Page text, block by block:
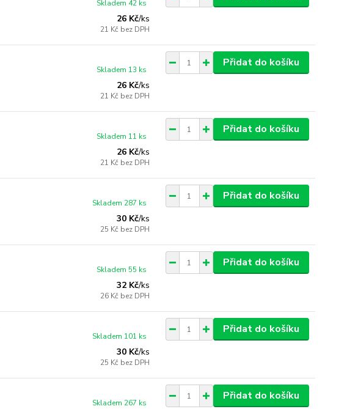
26 Kč/ks
21 Kč bez DPH
Skladem 42 ks
26 Kč/ks
21 Kč bez DPH
Skladem 13 ks
Přidat do košíku
26 Kč/ks
21 Kč bez DPH
Skladem 11 ks
Přidat do košíku
30 Kč/ks
25 Kč bez DPH
Skladem 287 ks
Přidat do košíku
32 Kč/ks
26 Kč bez DPH
Skladem 55 ks
Přidat do košíku
30 Kč/ks
25 Kč bez DPH
Skladem 101 ks
Přidat do košíku
Skladem 267 ks
Přidat do košíku